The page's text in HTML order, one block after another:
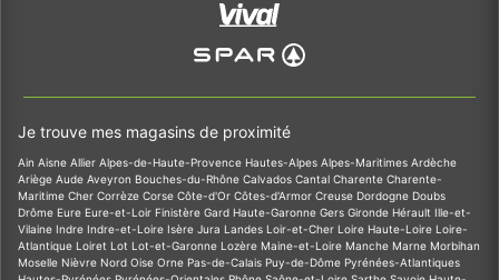
Je trouve mes magasins de proximité
Ain Aisne Allier Alpes-de-Haute-Provence Hautes-Alpes Alpes-Maritimes Ardèche
Ariège Aude Aveyron Bouches-du-Rhône Calvados Cantal Charente Charente-
Maritime Cher Corrèze Corse Côte-d'Or Côtes-d'Armor Creuse Dordogne Doubs
Drôme Eure Eure-et-Loir Finistère Gard Haute-Garonne Gers Gironde Hérault Ille-et-
Vilaine Indre Indre-et-Loire Isère Jura Landes Loir-et-Cher Loire Haute-Loire Loire-
Atlantique Loiret Lot Lot-et-Garonne Lozère Maine-et-Loire Manche Marne Morbihan
Moselle Nièvre Nord Oise Orne Pas-de-Calais Puy-de-Dôme Pyrénées-Atlantiques